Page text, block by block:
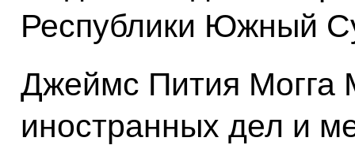
Республики Южный
Джеймс Пития
иностранных дел и